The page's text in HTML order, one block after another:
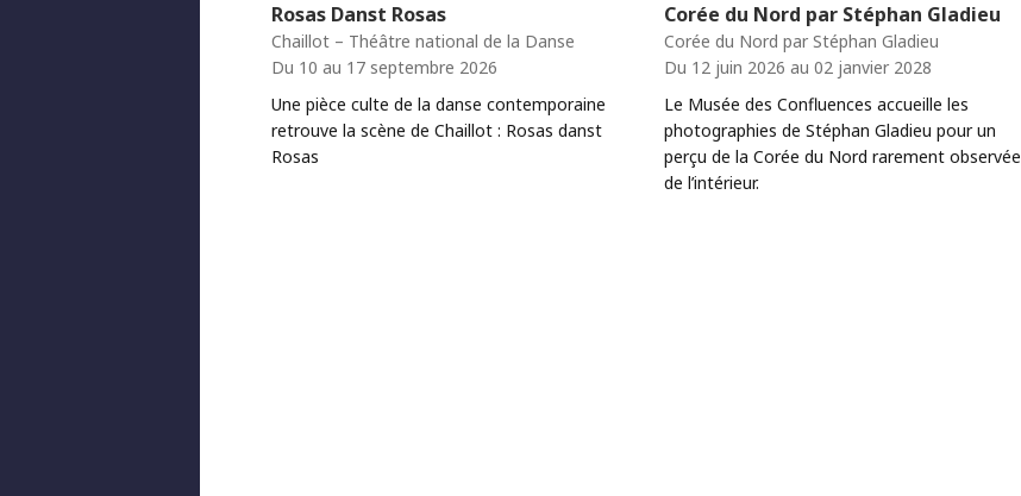
Rosas Danst Rosas
Chaillot – Théâtre national de la Danse
Du 10 au 17 septembre 2026
Une pièce culte de la danse contemporaine
retrouve la scène de Chaillot : Rosas danst
Rosas
Corée du Nord par Stéphan Gladieu
Corée du Nord par Stéphan Gladieu
Du 12 juin 2026 au 02 janvier 2028
Le Musée des Confluences accueille les
photographies de Stéphan Gladieu pour un
perçu de la Corée du Nord rarement observée
de l’intérieur.